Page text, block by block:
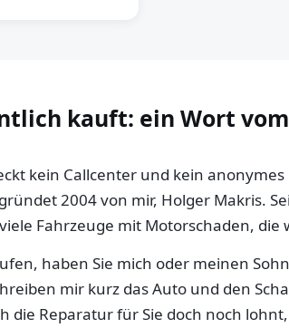
kauft: ein Wort
kein Callcenter und kein
2004 von mir, Holger Makris.
Fahrzeuge mit Motorschaden,
haben Sie mich oder meinen
mir kurz das Auto und den
die Reparatur für Sie doch noch